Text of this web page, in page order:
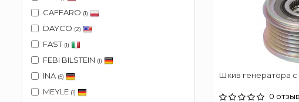
CAFFARO (1)
DAYCO (2)
FAST (1)
FEBI BILSTEIN (1)
INA (5)
MEYLE (1)
Шкив генератора
0